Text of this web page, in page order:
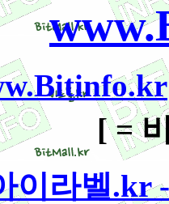
[ =
이라벨.kr